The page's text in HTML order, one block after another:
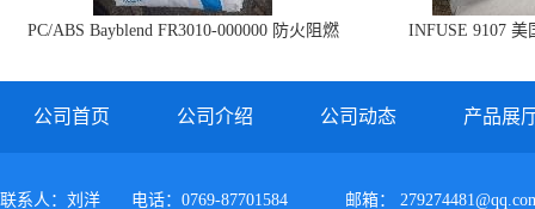
PC/ABS Bayblend FR3010-000000 防火阻燃
INFUSE 9107 美
公司首页 公司介绍 公司动态 产品展
联系人：刘洋 电话：0769-87701584 邮箱：